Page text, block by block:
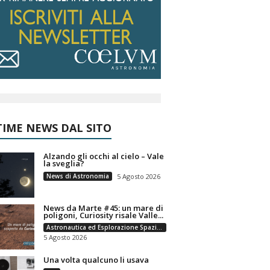
NEWS DAL SITO
Alzando gli occhi al cielo – Vale
la sveglia?
News di Astronomia 5 Agosto 2026
News da Marte #45: un mare di
poligoni, Curiosity risale Valle...
Astronautica ed Esplorazione Spaziale
5 Agosto 2026
Una volta qualcuno li usava